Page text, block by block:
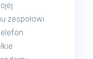
zespołowi